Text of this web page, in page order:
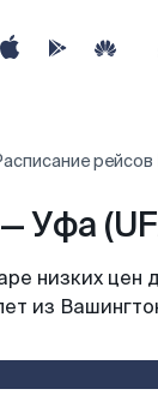
Уфа
низких цен
из